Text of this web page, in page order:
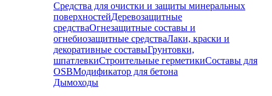
Средства для очистки и защиты минеральных
поверхностейДеревозащитные
средстваОгнезащитные составы и
огнебиозащитные средстваЛаки, краски и
декоративные составыГрунтовки,
шпатлевкиСтроительные герметикиСоставы для
OSBМодификатор для бетона
Дымоходы